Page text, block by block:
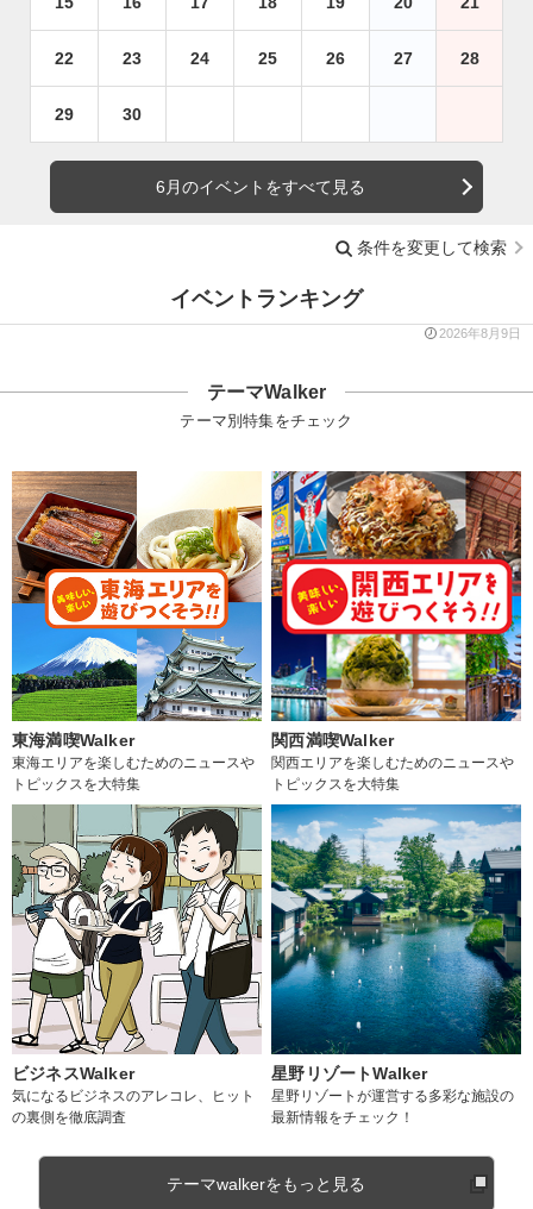
22 23 24 25 26 27 28
29 30
6月のイベントをすべて見る
条件を変更して検索
イベントランキング
2026年8月9日
テーマWalker
テーマ別特集をチェック
東海満喫Walker
東海エリアを楽しむためのニュースや
トピックスを大特集
関西満喫Walker
関西エリアを楽しむためのニュースや
トピックスを大特集
ビジネスWalker
気になるビジネスのアレコレ、ヒット
の裏側を徹底調査
星野リゾートWalker
星野リゾートが運営する多彩な施設の
最新情報をチェック！
テーマwalkerをもっと見る